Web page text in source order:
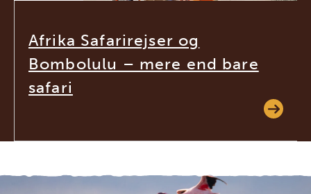
Afrika Safarirejser og
Bombolulu – mere end bare
safari